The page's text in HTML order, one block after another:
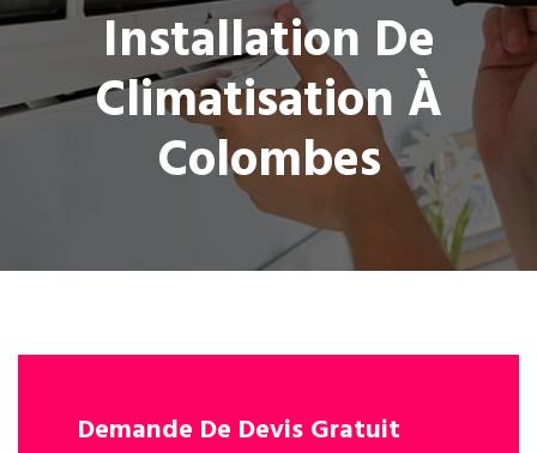
Installation De
Climatisation À
Colombes
Demande De Devis Gratuit